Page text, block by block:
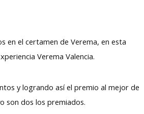
en el certamen de Verema, en esta
Verema Valencia.
y logrando así el premio al mejor de
son dos los premiados.